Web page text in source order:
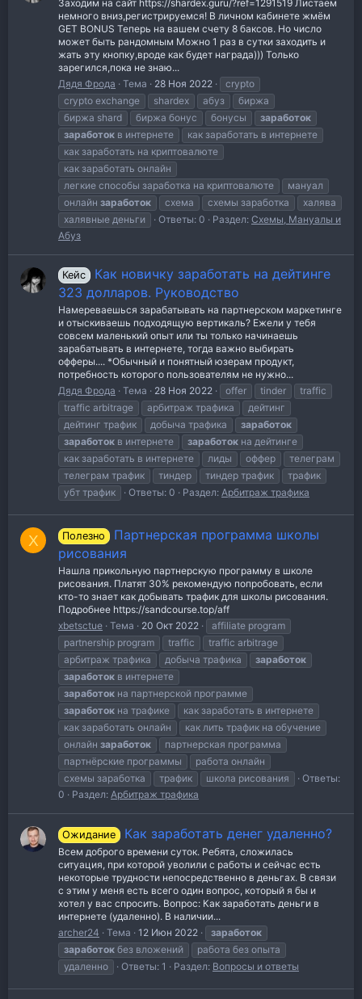
Заходим на сайт https://shardex.guru/?ref=1291519 Листаем
немного вниз,регистрируемся! В личном кабинете жмём
GET BONUS Теперь на вашем счету 8 баксов. Но число
может быть рандомным Можно 1 раз в сутки заходить и
жать эту кнопку,вроде как будет награда))) Только
зарегился,пока не знаю...
Дядя Фрода
Тема 28 Ноя 2022
crypto
crypto exchange
shardex абуз
биржа
биржа shard
биржа бонус бонусы
заработок
заработок в интернете
как заработать в интернете
как заработать на криптовалюте
как заработать онлайн
легкие способы заработка на криптовалюте
мануал
онлайн заработок схема схемы заработка
халява
халявные деньги
Ответы: 0 Раздел: Схемы, Мануалы и
Абуз
Кейс
Как новичку заработать на дейтинге
323 долларов. Руководство
Намереваешься зарабатывать на партнерском маркетинге
и отыскиваешь подходящую вертикаль? Ежели у тебя
совсем маленький опыт или ты только начинаешь
зарабатывать в интернете, тогда важно выбирать
офферы.... *Обычный и понятный юзерам продукт,
потребность которого пользователям не нужно...
Дядя Фрода
Тема 28 Ноя 2022 offer tinder
traffic
traffic arbitrage
арбитраж трафика
дейтинг
дейтинг трафик
добыча трафика
заработок
заработок в интернете заработок на дейтинге
как заработать в интернете
лиды оффер
телеграм
телеграм трафик
тиндер тиндер трафик
трафик
убт трафик
Ответы: 0 Раздел: Арбитраж трафика
X Полезно
Партнерская программа школы
рисования
Нашла прикольную партнерскую программу в школе
рисования. Платят 30% рекомендую попробовать, если
кто-то знает как добывать трафик для школы рисования.
Подробнее https://sandcourse.top/aff
xbetsctue Тема 20 Окт 2022
affiliate program
partnership program
traffic
traffic arbitrage
арбитраж трафика
добыча трафика
заработок
заработок в интернете
заработок на партнерской программе
заработок на трафике
как заработать в интернете
как заработать онлайн
как лить трафик на обучение
онлайн заработок
партнерская программа
партнёрские программы
работа онлайн
схемы заработка
трафик школа рисования
Ответы:
0
Раздел: Арбитраж трафика
Ожидание Как заработать денег удаленно?
Всем доброго времени суток. Ребята, сложилась
ситуация, при которой уволили с работы и сейчас есть
некоторые трудности непосредственно в деньгах. В связи
с этим у меня есть всего один вопрос, который я бы и
хотел у вас спросить. Вопрос: Как заработать деньги в
интернете (удаленно). В наличии...
archer24
Тема 12 Июн 2022
заработок
заработок без вложений
работа без опыта
удаленно
Ответы: 1 Раздел: Вопросы и ответы